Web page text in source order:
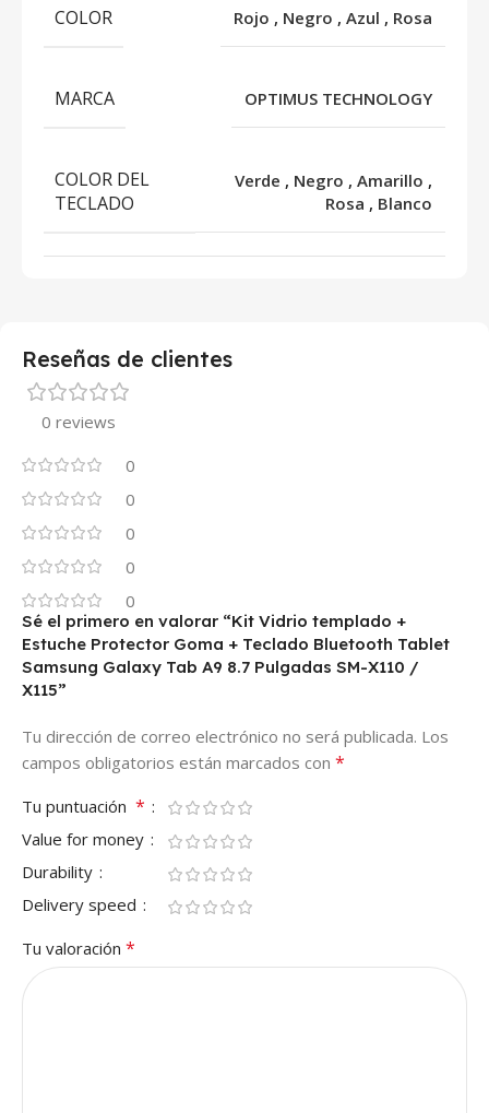
COLOR Rojo , Negro , Azul , Rosa
MARCA OPTIMUS TECHNOLOGY
COLOR DEL
TECLADO
Verde , Negro , Amarillo ,
Rosa , Blanco
Reseñas de clientes
0 reviews
0
0
0
0
0
Sé el primero en valorar “Kit Vidrio templado +
Estuche Protector Goma + Teclado Bluetooth Tablet
Samsung Galaxy Tab A9 8.7 Pulgadas SM-X110 /
X115”
Tu dirección de correo electrónico no será publicada. Los
campos obligatorios están marcados con *
Tu puntuación *
Value for money
Durability
Delivery speed
Tu valoración *